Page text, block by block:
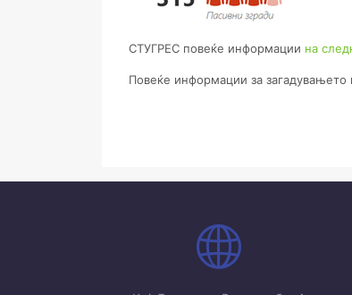
СТУГРЕС повеќе информации на
Повеќе информации за загадувањето